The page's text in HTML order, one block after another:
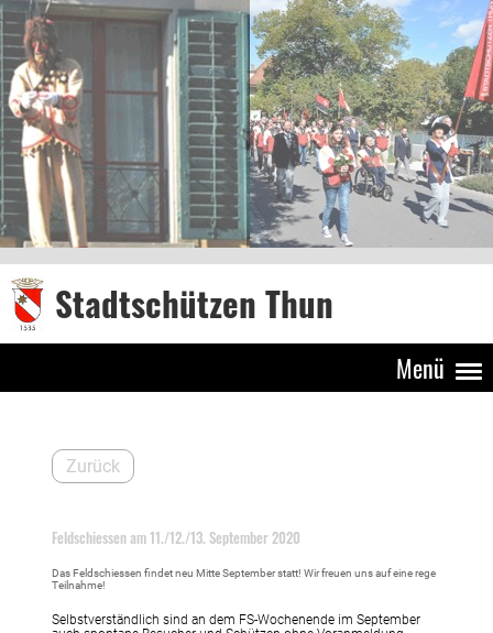
Stadtschützen Thun
Menü
Zurück
Feldschiessen am 11./12./13. September 2020
Das Feldschiessen findet neu Mitte September statt! Wir freuen uns auf eine rege
Teilnahme!
Selbstverständlich sind an dem FS-Wochenende im September